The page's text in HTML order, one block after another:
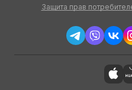
Защита прав